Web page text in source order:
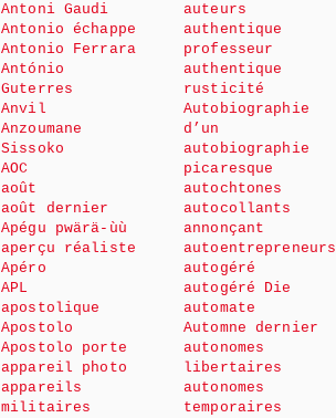
Antoni Gaudi
Antonio échappe
Antonio Ferrara
António
Guterres
Anvil
Anzoumane
Sissoko
AOC
août
août dernier
Apégu pwärä-ùù
aperçu réaliste
Apéro
APL
apostolique
Apostolo
Apostolo porte
appareil photo
appareils
militaires
auteurs
authentique
professeur
authentique
rusticité
Autobiographie
d’un
autobiographie
picaresque
autochtones
autocollants
annonçant
autoentrepreneurs
autogéré
autogéré Die
automate
Automne dernier
autonomes
libertaires
autonomes
temporaires